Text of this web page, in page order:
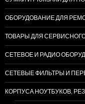
ОБОРУДОВАНИЕ ДЛЯ
ТОВАРЫ ДЛЯ
СЕТЕВОЕ И РАДИО
СЕТЕВЫЕ ФИЛЬТРЫ И
КОРПУСА НОУТБУКОВ,